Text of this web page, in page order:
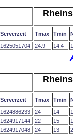
Serverzeit Tmax Tmin
1625051704 24.9 14.4
Serverzeit Tmax Tmin
1624886233 24 14
1624917144 22 15
1624917048 24 13